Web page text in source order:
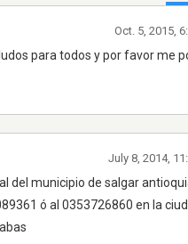
para todos y por favor me
Oct. 5, 2015,
del municipio de salgar
ó al 0353726860 en la
July 8, 2014,